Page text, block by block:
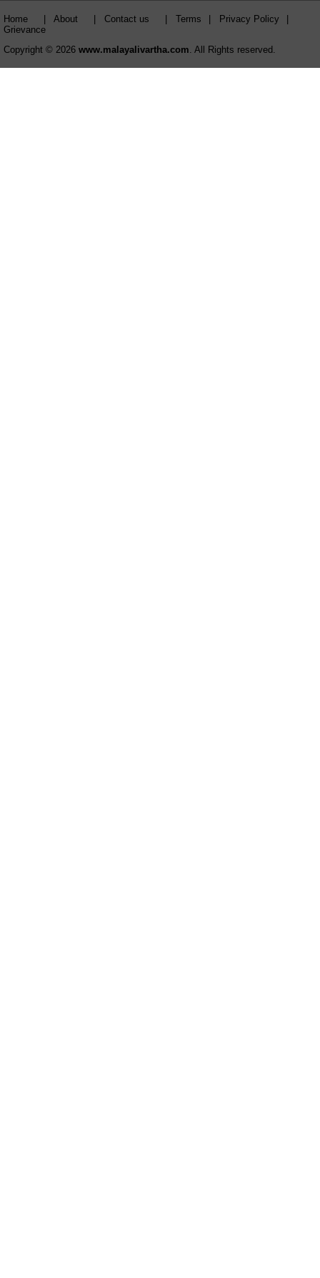
Home About Contact us Terms Privacy Policy
Grievance
Copyright © 2026 www.malayalivartha.com . All Rights reserved.